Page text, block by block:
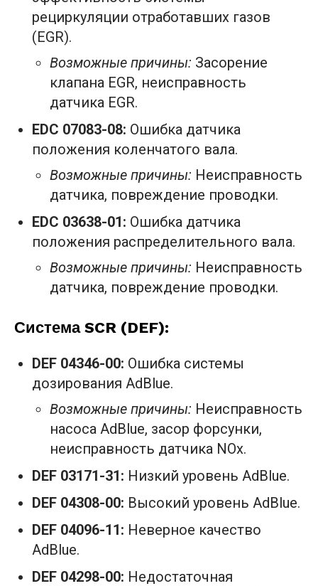
рециркуляции отработавших газов
(EGR).
Возможные причины: Засорение
клапана EGR, неисправность
датчика EGR.
EDC 07083-08: Ошибка датчика
положения коленчатого вала.
Возможные причины: Неисправность
датчика, повреждение проводки.
EDC 03638-01: Ошибка датчика
положения распределительного вала.
Возможные причины: Неисправность
датчика, повреждение проводки.
Система SCR (DEF):
DEF 04346-00: Ошибка системы
дозирования AdBlue.
Возможные причины: Неисправность
насоса AdBlue, засор форсунки,
неисправность датчика NOx.
DEF 03171-31: Низкий уровень AdBlue.
DEF 04308-00: Высокий уровень AdBlue.
DEF 04096-11: Неверное качество
AdBlue.
DEF 04298-00: Недостаточная